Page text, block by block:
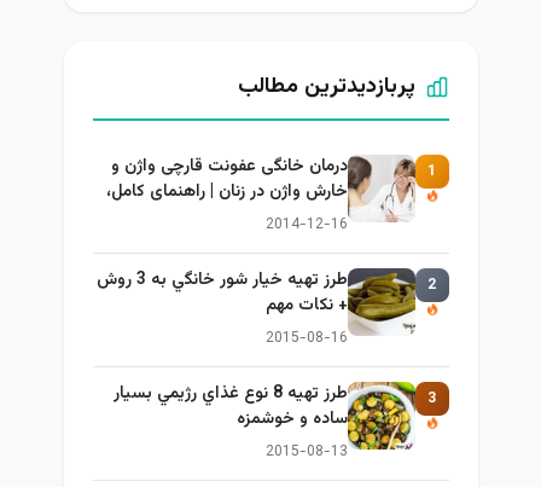
پربازدیدترین مطالب
1
درمان خانگی عفونت قارچی واژن و
خارش واژن در زنان | راهنمای کامل،
ایمن و کاربردی
2014-12-16
2
طرز تهيه خیار شور خانگي به 3 روش
+ نكات مهم
2015-08-16
3
طرز تهيه 8 نوع غذاي رژيمي بسيار
ساده و خوشمزه
2015-08-13